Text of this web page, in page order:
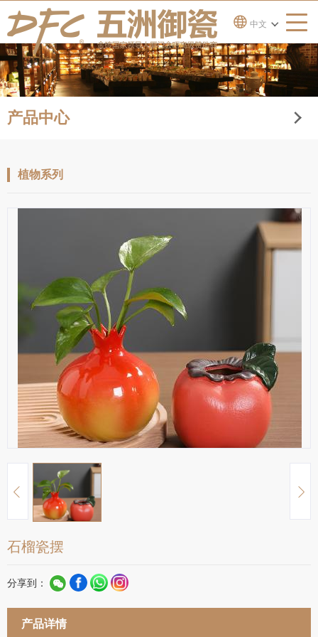
中文
产品中心
植物系列
石榴瓷摆
分享到：
产品详情